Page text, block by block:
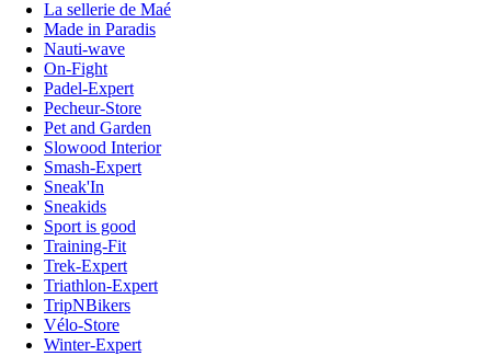
La sellerie de Maé
Made in Paradis
Nauti-wave
On-Fight
Padel-Expert
Pecheur-Store
Pet and Garden
Slowood Interior
Smash-Expert
Sneak'In
Sneakids
Sport is good
Training-Fit
Trek-Expert
Triathlon-Expert
TripNBikers
Vélo-Store
Winter-Expert